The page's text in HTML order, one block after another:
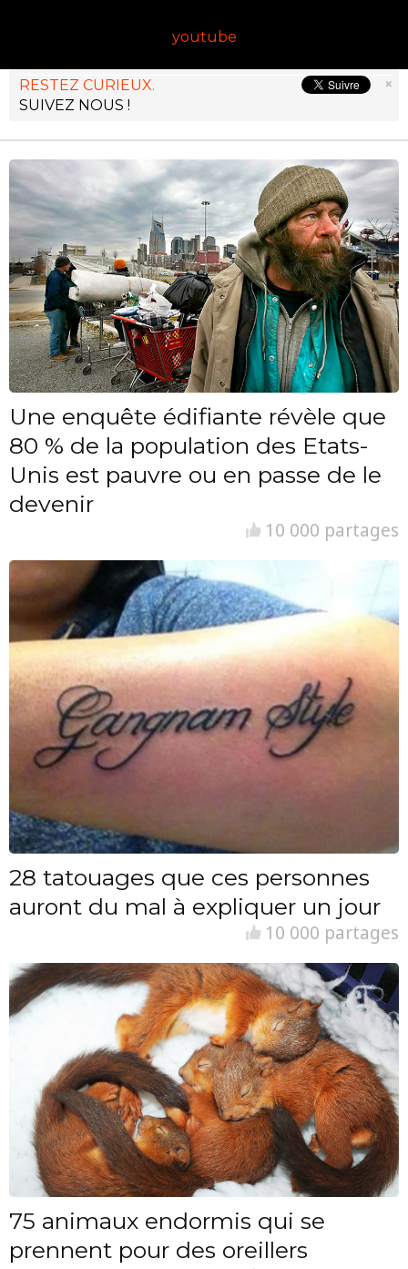
youtube
×
RESTEZ CURIEUX.
SUIVEZ NOUS !
Une enquête édifiante révèle que
80 % de la population des Etats-
Unis est pauvre ou en passe de le
devenir
10 000 partages
28 tatouages que ces personnes
auront du mal à expliquer un jour
10 000 partages
75 animaux endormis qui se
prennent pour des oreillers